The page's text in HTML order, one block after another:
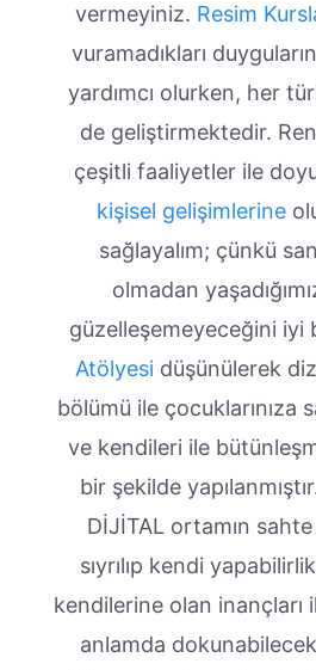
vermeyiniz. Resim
vuramadıkları
yardımcı olurken, her
de geliştirmektedir.
çeşitli faaliyetler ile
kişisel gelişimlerine
sağlayalım; çünkü
olmadan
güzelleşemeyeceğini iyi
Atölyesi düşünülerek
bölümü ile çocuklarınıza
ve kendileri ile
bir şekilde
DİJİTAL ortamın
sıyrılıp kendi
kendilerine olan inançları
anlamda